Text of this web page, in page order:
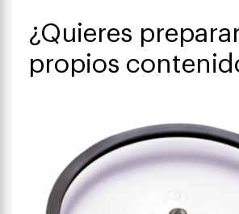
¿Quieres
propios